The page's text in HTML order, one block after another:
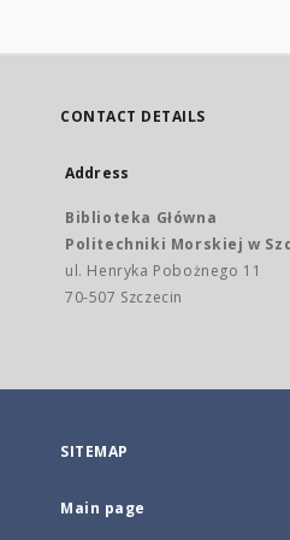
CONTACT DETAILS
Address
Biblioteka Główna
Politechniki Morskiej w
ul. Henryka Pobożnego 11
70-507 Szczecin
SITEMAP
Main page